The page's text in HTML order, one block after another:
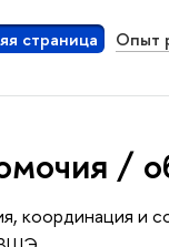
страница Опыт
/
координация и